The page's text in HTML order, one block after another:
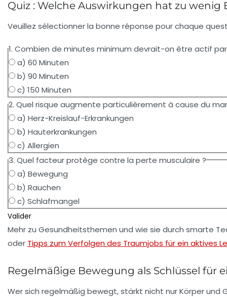
Quiz : Welche Auswirkungen hat zu
Veuillez sélectionner la bonne réponse pour chaque
1. Combien de minutes minimum devrait-on être actif
a) 60 Minuten
b) 90 Minuten
c) 150 Minuten
2. Quel risque augmente particulièrement à cause du
a) Herz-Kreislauf-Erkrankungen
b) Hauterkrankungen
c) Allergien
3. Quel facteur protège contre la perte musculaire ?
a) Bewegung
b) Rauchen
c) Schlafmangel
Valider
Mehr zu Gesundheitsthemen und wie sie durch smarte
oder Tipps zum Verfolgen des Traumjobs für ein aktives
Regelmäßige Bewegung als Schlüssel für
Wer sich regelmäßig bewegt, stärkt nicht nur Körper und